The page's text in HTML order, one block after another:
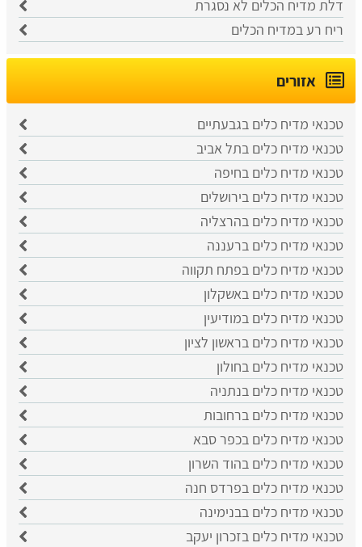
דלת מדיח הכלים לא נסגרת
ריח רע במדיח הכלים
אזורים
טכנאי מדיח כלים בגבעתיים
טכנאי מדיח כלים בתל אביב
טכנאי מדיח כלים בחיפה
טכנאי מדיח כלים בירושלים
טכנאי מדיח כלים בהרצליה
טכנאי מדיח כלים ברעננה
טכנאי מדיח כלים בפתח תקווה
טכנאי מדיח כלים באשקלון
טכנאי מדיח כלים במודיעין
טכנאי מדיח כלים בראשון לציון
טכנאי מדיח כלים בחולון
טכנאי מדיח כלים בנתניה
טכנאי מדיח כלים ברחובות
טכנאי מדיח כלים בכפר סבא
טכנאי מדיח כלים בהוד השרון
טכנאי מדיח כלים בפרדס חנה
טכנאי מדיח כלים בבנימינה
טכנאי מדיח כלים בזכרון יעקב